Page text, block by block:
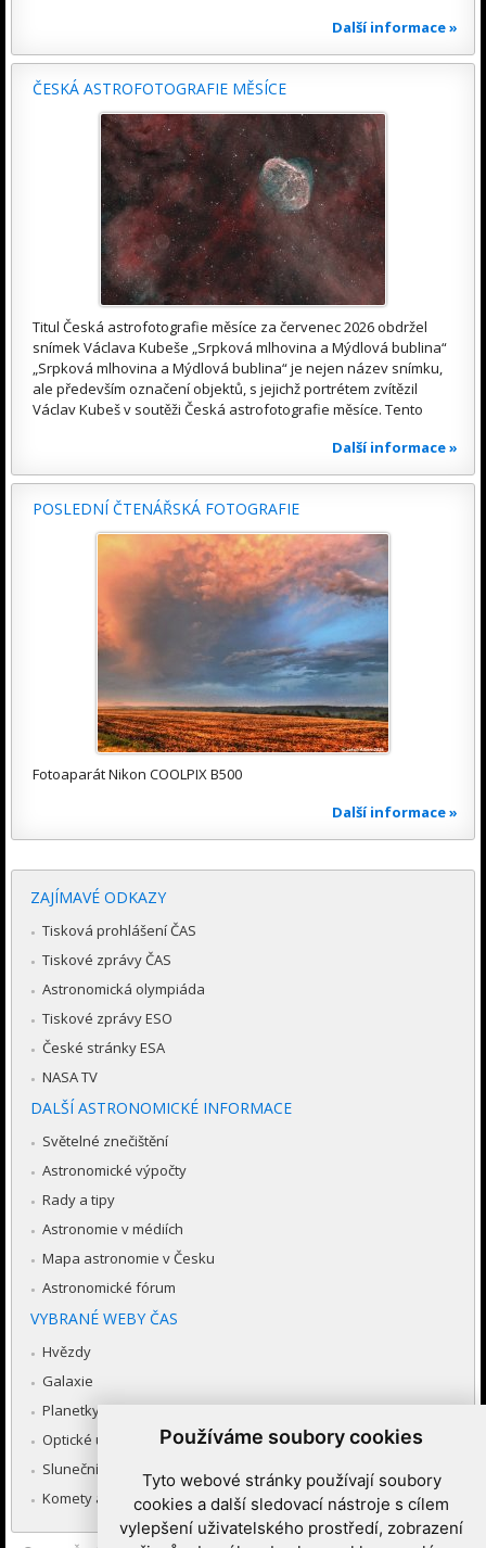
Používáme soubory cookies
Tyto webové stránky používají soubory
cookies a další sledovací nástroje s cílem
vylepšení uživatelského prostředí, zobrazení
Další informace »
ČESKÁ ASTROFOTOGRAFIE MĚSÍCE
Titul Česká astrofotografie měsíce za červenec 2026 obdržel
snímek Václava Kubeše „Srpková mlhovina a Mýdlová bublina“
„Srpková mlhovina a Mýdlová bublina“ je nejen název snímku,
ale především označení objektů, s jejichž portrétem zvítězil
Václav Kubeš v soutěži Česká astrofotografie měsíce. Tento
Další informace »
POSLEDNÍ ČTENÁŘSKÁ FOTOGRAFIE
Fotoaparát Nikon COOLPIX B500
Další informace »
ZAJÍMAVÉ ODKAZY
Tisková prohlášení ČAS
Tiskové zprávy ČAS
Astronomická olympiáda
Tiskové zprávy ESO
České stránky ESA
NASA TV
DALŠÍ ASTRONOMICKÉ INFORMACE
Světelné znečištění
Astronomické výpočty
Rady a tipy
Astronomie v médiích
Mapa astronomie v Česku
Astronomické fórum
VYBRANÉ WEBY ČAS
Hvězdy
Galaxie
Planetky
Optické úkazy v atmosféře
Sluneční soustava
Komety a meteory